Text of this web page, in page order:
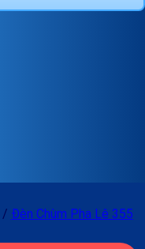
/ Đèn Chùm Pha Lê 355